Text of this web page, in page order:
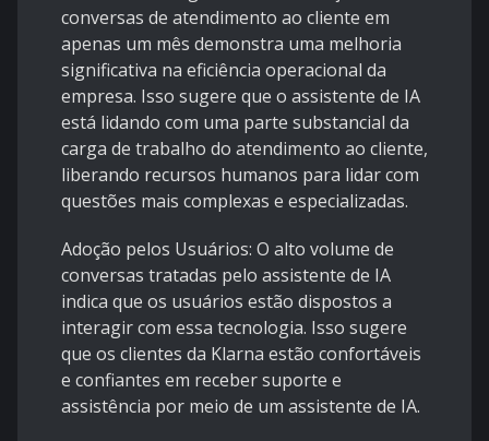
conversas de atendimento ao cliente em
apenas um mês demonstra uma melhoria
significativa na eficiência operacional da
empresa. Isso sugere que o assistente de IA
está lidando com uma parte substancial da
carga de trabalho do atendimento ao cliente,
liberando recursos humanos para lidar com
questões mais complexas e especializadas.
Adoção pelos Usuários: O alto volume de
conversas tratadas pelo assistente de IA
indica que os usuários estão dispostos a
interagir com essa tecnologia. Isso sugere
que os clientes da Klarna estão confortáveis
e confiantes em receber suporte e
assistência por meio de um assistente de IA.